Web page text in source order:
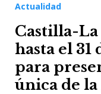
Actualidad
Castilla-
hasta el 31
para
única de la